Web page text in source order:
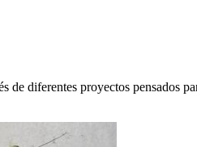
diferentes proyectos pensados